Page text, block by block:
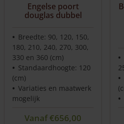
Engelse poort
douglas dubbel
Breedte: 90, 120, 150,
180, 210, 240, 270, 300,
330 en 360 (cm)
Standaardhoogte: 120
(cm)
Variaties en maatwerk
mogelijk
Vanaf€656,00